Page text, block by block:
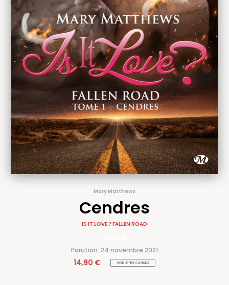
Mary Matthews
Cendres
IS IT LOVE ? FALLEN ROAD
Parution: 24 novembre 2021
14,90 € VOIR LE PRIX CANADA